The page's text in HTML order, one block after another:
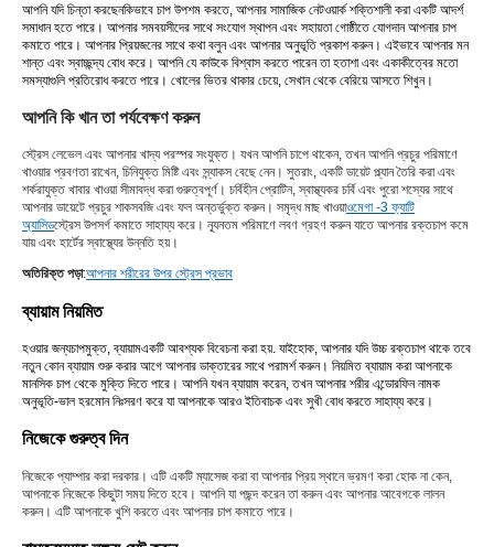
আপনি যদি চিন্তা করছেনকিভাবে চাপ উপশম করতে, আপনার সামাজিক নেটওয়ার্ক শক্তিশালী করা একটি আদর্শ
সমাধান হতে পারে। আপনার সমবয়সীদের সাথে সংযোগ স্থাপন এবং সহায়তা গোষ্ঠীতে যোগদান আপনার চাপ
কমাতে পারে। আপনার প্রিয়জনের সাথে কথা বলুন এবং আপনার অনুভূতি প্রকাশ করুন। এইভাবে আপনার মন
শান্ত এবং স্বাচ্ছন্দ্য বোধ করে। আপনি যে কাউকে বিশ্বাস করতে পারেন তা হতাশা এবং একাকীত্বের মতো
সমস্যাগুলি প্রতিরোধ করতে পারে। খোলের ভিতর থাকার চেয়ে, সেখান থেকে বেরিয়ে আসতে শিখুন।
আপনি কি খান তা পর্যবেক্ষণ করুন
স্ট্রেস লেভেল এবং আপনার খাদ্য পরস্পর সংযুক্ত। যখন আপনি চাপে থাকেন, তখন আপনি প্রচুর পরিমাণে
খাওয়ার প্রবণতা রাখেন, চিনিযুক্ত মিষ্টি এবং স্ন্যাকস বেছে নেন। সুতরাং, একটি ডায়েট প্ল্যান তৈরি করা এবং
শর্করাযুক্ত খাবার খাওয়া সীমাবদ্ধ করা গুরুত্বপূর্ণ। চর্বিহীন প্রোটিন, স্বাস্থ্যকর চর্বি এবং পুরো শস্যের সাথে
আপনার ডায়েটে প্রচুর শাকসবজি এবং ফল অন্তর্ভুক্ত করুন। সমৃদ্ধ মাছ খাওয়াওমেগা -3 ফ্যাটি
অ্যাসিডস্ট্রেস উপসর্গ কমাতে সাহায্য করে। ন্যূনতম পরিমাণে লবণ গ্রহণ করুন যাতে আপনার রক্তচাপ কমে
যায় এবং হার্টের স্বাস্থ্যের উন্নতি হয়।
অতিরিক্ত পড়া:আপনার শরীরের উপর স্ট্রেস প্রভাব
ব্যায়াম নিয়মিত
হওয়ার জন্যচাপমুক্ত, ব্যায়ামএকটি আবশ্যক বিবেচনা করা হয়. যাইহোক, আপনার যদি উচ্চ রক্তচাপ থাকে তবে
নতুন কোন ব্যায়াম শুরু করার আগে আপনার ডাক্তারের সাথে পরামর্শ করুন। নিয়মিত ব্যায়াম করা আপনাকে
মানসিক চাপ থেকে মুক্তি দিতে পারে। আপনি যখন ব্যায়াম করেন, তখন আপনার শরীর এন্ডোরফিন নামক
অনুভূতি-ভাল হরমোন নিঃসরণ করে যা আপনাকে আরও ইতিবাচক এবং সুখী বোধ করতে সাহায্য করে।
নিজেকে গুরুত্ব দিন
নিজেকে প্যাম্পার করা দরকার। এটি একটি ম্যাসেজ করা বা আপনার প্রিয় স্থানে ভ্রমণ করা হোক না কেন,
আপনাকে নিজেকে কিছুটা সময় দিতে হবে। আপনি যা পছন্দ করেন তা করুন এবং আপনার আবেগকে লালন
করুন। এটি আপনাকে খুশি করতে এবং আপনার চাপ কমাতে পারে।